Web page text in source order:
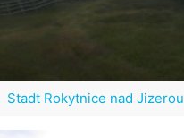
Stadt Rokytnice nad Jizerou